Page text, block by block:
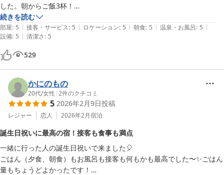
私自身、小さな子供を育てておりますので、小さなお子様連れのお
客様がどのような点で不便を感じるか、より深く想像し、細やかな
配慮ができるよう努めてまいります。
もしまたお越しいただける機会がございましたら、その際は快適に
お過ごしいただけるよう準備を整えてお待ちしております。この度
は貴重なご意見をいただき、ありがとうございました。
ニッポニア高原宿夢海月
伊豆高原温泉 海望む露天風呂付客室 夢海月(ゆめみづき)
した。朝からご飯3杯！
夕食も朝食も大満足です。
部屋風呂は、ゆったりで、朝日を見ながらの入浴、最高でした！
続きを読む
部屋: 5 | 接客・サービス: 5 | ロケーション: 5 | 朝食: 5 | 温泉・お風呂: 5 |
設備: 5 | 清潔さ: 5
529
かにのもの
20代/女性 |2件のクチコミ
5 2026年2月9日投稿
レジャー 恋人 2026年2月宿泊
誕生日祝いに最高の宿！接客も食事も満点
一緒に行った人の誕生日祝いで来ました🎈
ごはん（夕食、朝食）もお風呂も接客も何もかも最高でした〜✨ごはん
量もちょうどよかったです！